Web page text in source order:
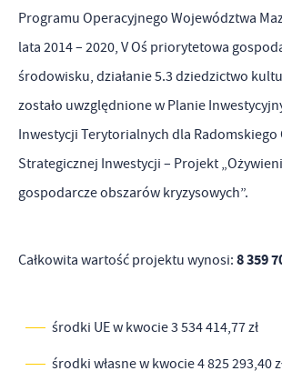
Programu Operacyjnego Województwa
lata 2014 – 2020, V Oś priorytetowa
środowisku, działanie 5.3 dziedzictwo
zostało uwzględnione w Planie
Inwestycji Terytorialnych dla Radomskiego
Strategicznej Inwestycji – Projekt
gospodarcze obszarów kryzysowych”.
Całkowita wartość projektu wynosi: 8 359
środki UE w kwocie 3 534 414,77 zł
środki własne w kwocie 4 825 293,40
wykorzystywania witryny internetowej, miejsca
z jaką odwiedzane są nasze serwisy www. Dane
popularności wśród użytkowników.
przetwarzane w formie zanonimizowanej.
analityczne pliki cookies gwarantuje dostępność
funkcjonalności.
informacje i aktualności na stronach naszych
Promocyjne pliki cookies służą do
komunikatów na podstawie analizy Twoich
firm będących naszymi partnerami oraz innych
treści w postaci wiadomości, ofert, komunikatów